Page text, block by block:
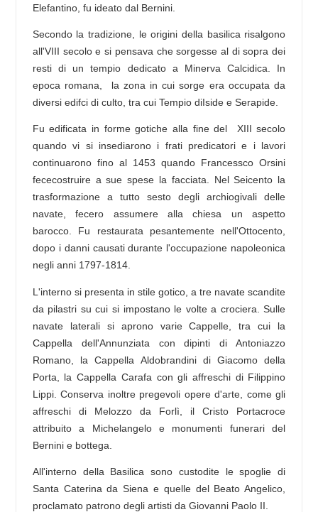
Elefantino, fu ideato dal Bernini.
Secondo la tradizione, le origini della basilica risalgono
all'VIII secolo e si pensava che sorgesse al di sopra dei
resti di un tempio dedicato a Minerva Calcidica. In
epoca romana, la zona in cui sorge era occupata da
diversi edifci di culto, tra cui Tempio diIside e Serapide.
Fu edificata in forme gotiche alla fine del XIII secolo
quando vi si insediarono i frati predicatori e i lavori
continuarono fino al 1453 quando Francessco Orsini
fececostruire a sue spese la facciata. Nel Seicento la
trasformazione a tutto sesto degli archiogivali delle
navate, fecero assumere alla chiesa un aspetto
barocco. Fu restaurata pesantemente nell'Ottocento,
dopo i danni causati durante l'occupazione napoleonica
negli anni 1797-1814.
L'interno si presenta in stile gotico, a tre navate scandite
da pilastri su cui si impostano le volte a crociera. Sulle
navate laterali si aprono varie Cappelle, tra cui la
Cappella dell'Annunziata con dipinti di Antoniazzo
Romano, la Cappella Aldobrandini di Giacomo della
Porta, la Cappella Carafa con gli affreschi di Filippino
Lippi. Conserva inoltre pregevoli opere d'arte, come gli
affreschi di Melozzo da Forlì, il Cristo Portacroce
attribuito a Michelangelo e monumenti funerari del
Bernini e bottega.
All'interno della Basilica sono custodite le spoglie di
Santa Caterina da Siena e quelle del Beato Angelico,
proclamato patrono degli artisti da Giovanni Paolo II.